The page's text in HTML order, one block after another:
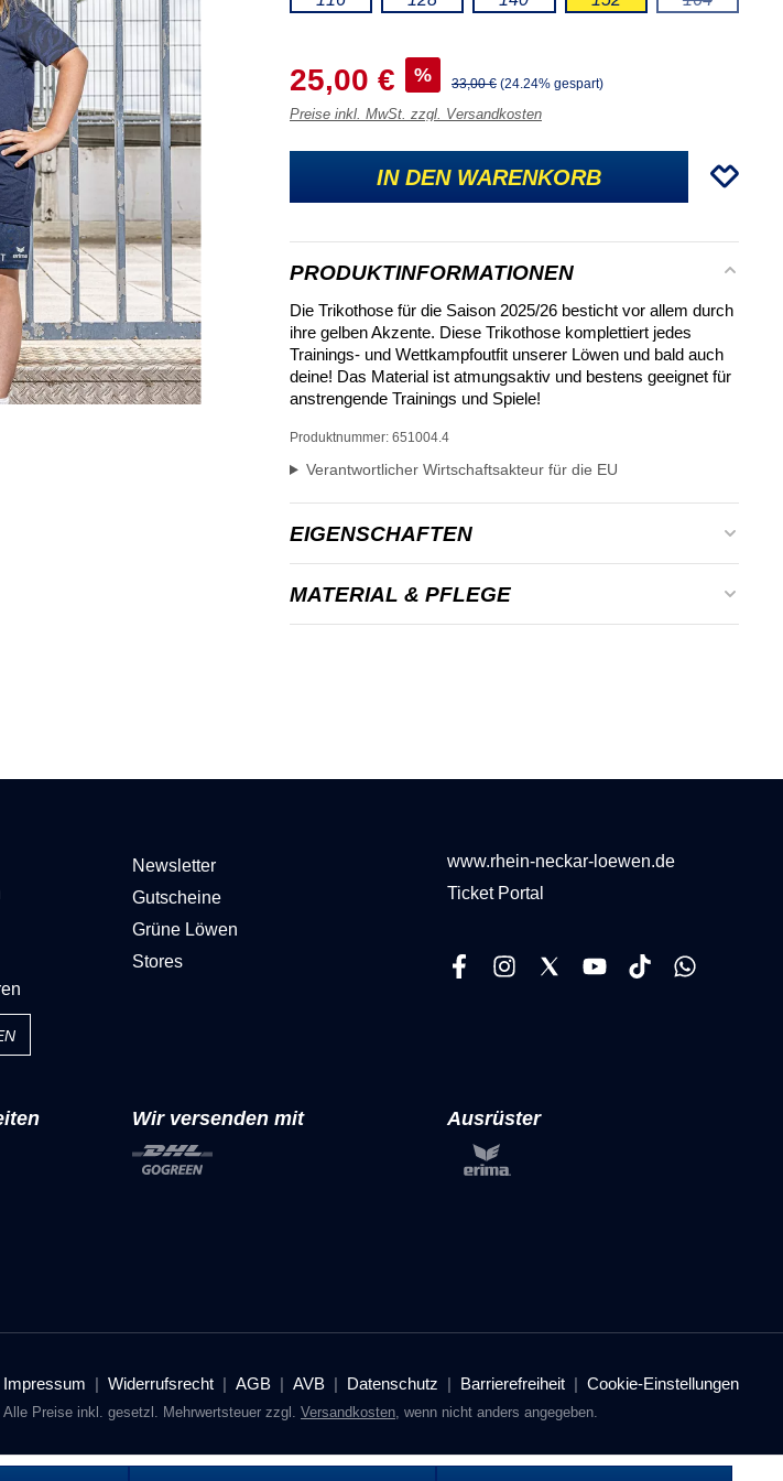
(DIESE
25,00 € % 33,00 € (24.24% gespart)
Preise inkl. MwSt. zzgl. Versandkosten
IN DEN WARENKORB
PRODUKTINFORMATIONEN
Die Trikothose für die Saison 2025/26 besticht vor allem durch
ihre gelben Akzente. Diese Trikothose komplettiert jedes
Trainings- und Wettkampfoutfit unserer Löwen und bald auch
deine! Das Material ist atmungsaktiv und bestens geeignet für
anstrengende Trainings und Spiele!
Produktnummer: 651004.4
Verantwortlicher Wirtschaftsakteur für die EU
EIGENSCHAFTEN
Farbe: Dunkelblau, Gelb
MATERIAL & PFLEGE
Newsletter
Gutscheine
Grüne Löwen
Stores
www.rhein-neckar-loewen.de
Ticket Portal
Wir versenden mit Ausrüster
Impressum Widerrufsrecht AGB AVB Datenschutz Barrierefreiheit Cookie-Einstellungen
Alle Preise inkl. gesetzl. Mehrwertsteuer zzgl. Versandkosten, wenn nicht anders angegeben.